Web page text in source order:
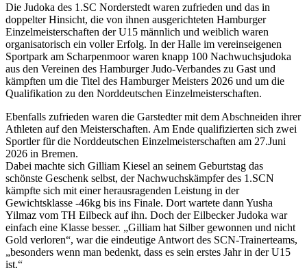
Die Judoka des 1.SC Norderstedt waren zufrieden und das in
doppelter Hinsicht, die von ihnen ausgerichteten Hamburger
Einzelmeisterschaften der U15 männlich und weiblich waren
organisatorisch ein voller Erfolg. In der Halle im vereinseigenen
Sportpark am Scharpenmoor waren knapp 100 Nachwuchsjudoka
aus den Vereinen des Hamburger Judo-Verbandes zu Gast und
kämpften um die Titel des Hamburger Meisters 2026 und um die
Qualifikation zu den Norddeutschen Einzelmeisterschaften.
Ebenfalls zufrieden waren die Garstedter mit dem Abschneiden ihrer
Athleten auf den Meisterschaften. Am Ende qualifizierten sich zwei
Sportler für die Norddeutschen Einzelmeisterschaften am 27.Juni
2026 in Bremen.
Dabei machte sich Gilliam Kiesel an seinem Geburtstag das
schönste Geschenk selbst, der Nachwuchskämpfer des 1.SCN
kämpfte sich mit einer herausragenden Leistung in der
Gewichtsklasse -46kg bis ins Finale. Dort wartete dann Yusha
Yilmaz vom TH Eilbeck auf ihn. Doch der Eilbecker Judoka war
einfach eine Klasse besser. „Gilliam hat Silber gewonnen und nicht
Gold verloren“, war die eindeutige Antwort des SCN-Trainerteams,
„besonders wenn man bedenkt, dass es sein erstes Jahr in der U15
ist.“